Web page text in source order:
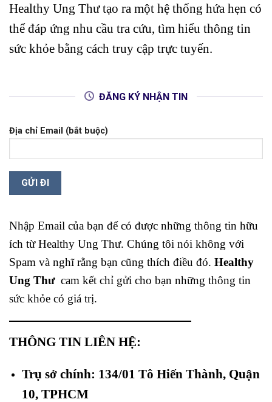
Healthy Ung Thư tạo ra một hệ thống hứa hẹn có
thể đáp ứng nhu cầu tra cứu, tìm hiểu thông tin
sức khỏe bằng cách truy cập trực tuyến.
ĐĂNG KÝ NHẬN TIN
Địa chỉ Email (bắt buộc)
Nhập Email của bạn để có được những thông tin hữu
ích từ Healthy Ung Thư. Chúng tôi nói không với
Spam và nghĩ rằng bạn cũng thích điều đó. Healthy
Ung Thư cam kết chỉ gửi cho bạn những thông tin
sức khỏe có giá trị.
THÔNG TIN LIÊN HỆ:
Trụ sở chính: 134/01 Tô Hiến Thành, Quận
10, TPHCM